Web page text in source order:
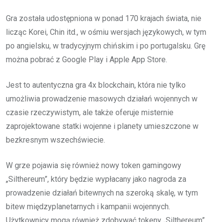
Gra została udostępniona w ponad 170 krajach świata, nie
licząc Korei, Chin itd., w ośmiu wersjach językowych, w tym
po angielsku, w tradycyjnym chińskim i po portugalsku. Grę
można pobrać z Google Play i Apple App Store.
Jest to autentyczna gra 4x blockchain, która nie tylko
umożliwia prowadzenie masowych działań wojennych w
czasie rzeczywistym, ale także oferuje misternie
zaprojektowane statki wojenne i planety umieszczone w
bezkresnym wszechświecie.
W grze pojawia się również nowy token gamingowy
„Silthereum”, który będzie wypłacany jako nagroda za
prowadzenie działań bitewnych na szeroką skalę, w tym
bitew międzyplanetarnych i kampanii wojennych.